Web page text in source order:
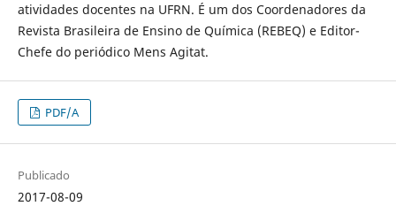
atividades docentes na UFRN. É um dos Coordenadores da
Revista Brasileira de Ensino de Química (REBEQ) e Editor-
Chefe do periódico Mens Agitat.
PDF/A
Publicado
2017-08-09